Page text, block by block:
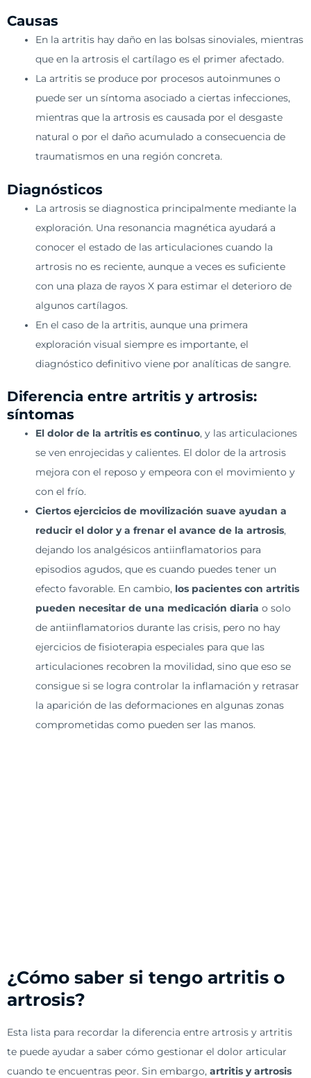
Causas
En la artritis hay daño en las bolsas sinoviales, mientras
que en la artrosis el cartílago es el primer afectado.
La artritis se produce por procesos autoinmunes o
puede ser un síntoma asociado a ciertas infecciones,
mientras que la artrosis es causada por el desgaste
natural o por el daño acumulado a consecuencia de
traumatismos en una región concreta.
Diagnósticos
La artrosis se diagnostica principalmente mediante la
exploración. Una resonancia magnética ayudará a
conocer el estado de las articulaciones cuando la
artrosis no es reciente, aunque a veces es suficiente
con una plaza de rayos X para estimar el deterioro de
algunos cartílagos.
En el caso de la artritis, aunque una primera
exploración visual siempre es importante, el
diagnóstico definitivo viene por analíticas de sangre.
Diferencia entre artritis y artrosis:
síntomas
El dolor de la artritis es continuo, y las articulaciones
se ven enrojecidas y calientes. El dolor de la artrosis
mejora con el reposo y empeora con el movimiento y
con el frío.
Ciertos ejercicios de movilización suave ayudan a
reducir el dolor y a frenar el avance de la artrosis,
dejando los analgésicos antiinflamatorios para
episodios agudos, que es cuando puedes tener un
efecto favorable. En cambio, los pacientes con artritis
pueden necesitar de una medicación diariao solo
de antiinflamatorios durante las crisis, pero no hay
ejercicios de fisioterapia especiales para que las
articulaciones recobren la movilidad, sino que eso se
consigue si se logra controlar la inflamación y retrasar
la aparición de las deformaciones en algunas zonas
comprometidas como pueden ser las manos.
¿Cómo saber si tengo artritis o
artrosis?
Esta lista para recordar la diferencia entre artrosis y artritis
te puede ayudar a saber cómo gestionar el dolor articular
cuando te encuentras peor. Sin embargo, artritis y artrosis